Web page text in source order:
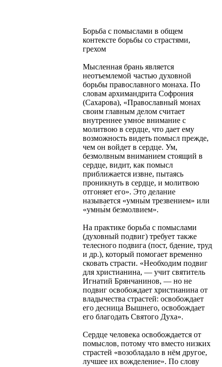
Борьба с помыслами в общем
контексте борьбы со страстями,
грехом
Мысленная брань является
неотъемлемой частью духовной
борьбы православного монаха. По
словам архимандрита Софрония
(Сахарова), «Православный монах
своим главным делом считает
внутреннее умно́е внимание с
молитвою в сердце, что дает ему
возможность видеть помысл прежде,
чем он войдет в сердце. Ум,
безмолвным вниманием стоящий в
сердце, видит, как помысл
приближается извне, пытаясь
проникнуть в сердце, и молитвою
отгоняет его». Это делание
называется «умны́м трезвением» или
«умны́м безмолвием».
На практике борьба с помыслами
(духовный подвиг) требует также
телесного подвига (пост, бдение, труд
и др.), который помогает временно
сковать страсти. «Необходим подвиг
для христианина, — учит святитель
Игнатий Брянчанинов, — но не
подвиг освобождает христианина от
владычества страстей: освобождает
его десница Вышнего, освобождает
его благодать Святого Духа».
Сердце человека освобождается от
помыслов, потому что вместо низких
страстей «возобладало в нём другое,
лучшее их вожделение». По слову